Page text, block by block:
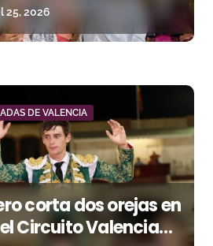
25, 2026
DE VALENCIA
corta dos orejas en
Circuito Valenciano